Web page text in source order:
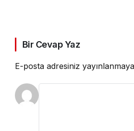
Bir Cevap Yaz
E-posta adresiniz